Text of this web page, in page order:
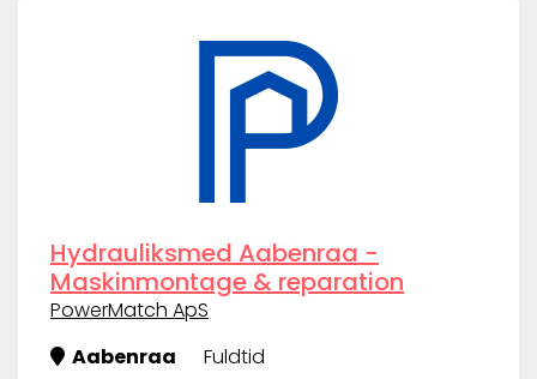
Hydrauliksmed Aabenraa -
Maskinmontage & reparation
PowerMatch ApS
Aabenraa
Fuldtid